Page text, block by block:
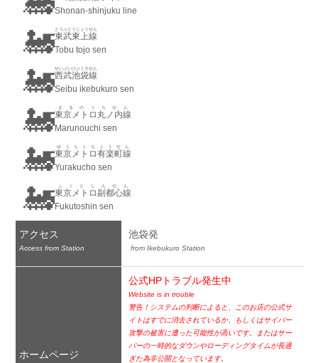
Shonan-shinjuku line
🚂東武東上線
とうぶとうじょうせん
Tobu tojo sen
🚂西武池袋線
せいぶいけぶくろせん
Seibu ikebukuro sen
🚂東京メトロ丸ノ内線
まるのうちせん
Marunouchi sen
🚂東京メトロ有楽町線
ゆうらくちょうせん
Yurakucho sen
🚂東京メトロ副都心線
ふくとしんせん
Fukutoshin sen
アクセス
Access from Station
池袋発
from Ikebukuro Station
ホームページ
公式HPトラブル発生中
Website is in trouble
警告！システムの判断によると、このお店の公式サ
イトはすでに消去されているか、もしくはサイバー
攻撃の被害に遭った可能性が高いです。またはサー
バーの一時的なダウンやローディングタイムが長過
ぎた為非公開となっています。